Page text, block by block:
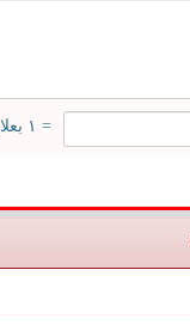
= ۱ بعلاوه ۲